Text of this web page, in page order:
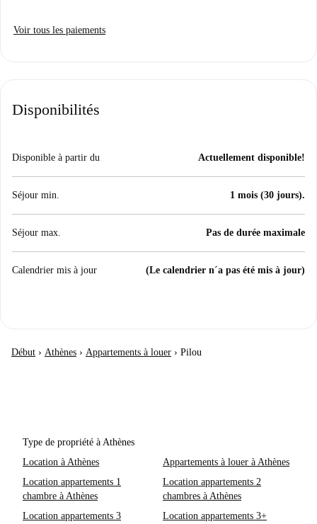
Voir tous les paiements
Disponibilités
Disponible à partir du Actuellement disponible!
Séjour min. 1 mois (30 jours).
Séjour max. Pas de durée maximale
Calendrier mis à jour (Le calendrier n´a pas été mis à jour)
Début › Athènes › Appartements à louer › Pilou
Type de propriété à Athènes
Location à Athènes
Appartements à louer à Athènes
Location appartements 1
chambre à Athènes
Location appartements 2
chambres à Athènes
Location appartements 3
Location appartements 3+